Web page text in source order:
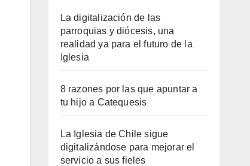
La digitalización de las
parroquias y diócesis, una
realidad ya para el futuro de la
Iglesia
8 razones por las que apuntar a
tu hijo a Catequesis
La Iglesia de Chile sigue
digitalizándose para mejorar el
servicio a sus fieles